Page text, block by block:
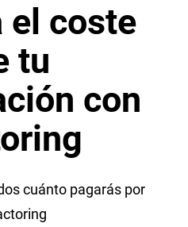
el coste
tu
con
cuánto pagarás por